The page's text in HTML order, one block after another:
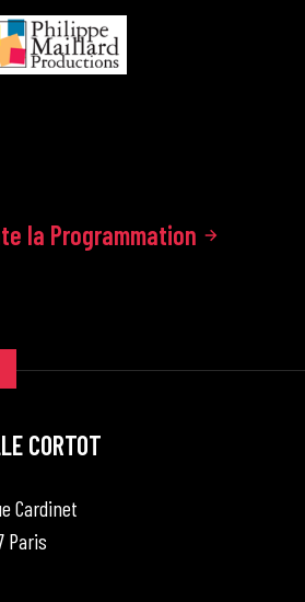
la Programmation
CORTOT
Cardinet
Paris